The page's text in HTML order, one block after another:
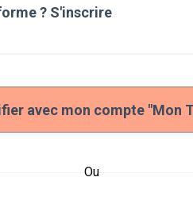
? S'inscrire
avec mon compte "Mon
Ou